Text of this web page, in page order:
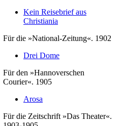
Kein Reisebrief aus
Christiania
Für die »National-Zeitung«. 1902
Drei Dome
Für den »Hannoverschen
Courier«. 1905
Arosa
Für die Zeitschrift »Das Theater«.